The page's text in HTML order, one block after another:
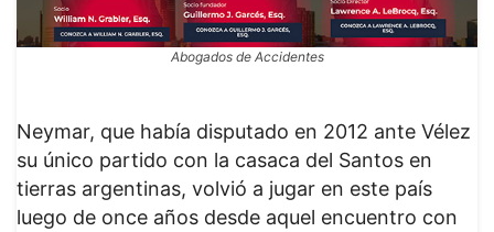
Abogados de Accidentes
Neymar, que había disputado en 2012 ante Vélez
su único partido con la casaca del Santos en
tierras argentinas, volvió a jugar en este país
luego de once años desde aquel encuentro con